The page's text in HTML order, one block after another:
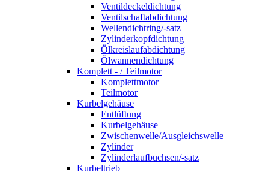
Ventildeckeldichtung
Ventilschaftabdichtung
Wellendichtring/-satz
Zylinderkopfdichtung
Ölkreislaufabdichtung
Ölwannendichtung
Komplett - / Teilmotor
Komplettmotor
Teilmotor
Kurbelgehäuse
Entlüftung
Kurbelgehäuse
Zwischenwelle/Ausgleichswelle
Zylinder
Zylinderlaufbuchsen/-satz
Kurbeltrieb